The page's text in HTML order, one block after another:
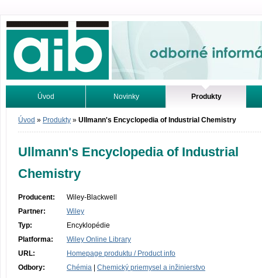
Odborné informácie. Online.
Úvod Novinky Produkty
Vyhľadávanie Tutoriály
Úvod » Produkty » Ullmann's Encyclopedia of Industrial Chemistry
Ullmann's Encyclopedia of Industrial
Chemistry
Producent:
Wiley-Blackwell
Partner:
Wiley
Typ:
Encyklopédie
Platforma:
Wiley Online Library
URL:
Homepage produktu / Product info
Odbory:
Chémia Chemický priemysel a inžinierstvo